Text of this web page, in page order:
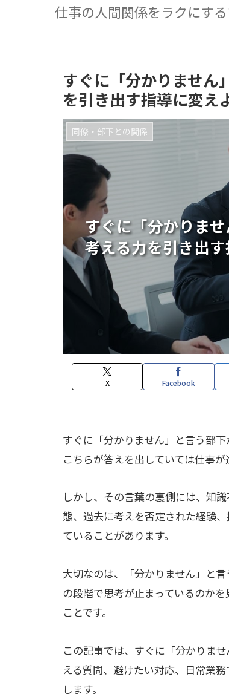
仕事の人間関係をラクにす
すぐに「分かりません
を引き出す指導に変え
すぐに「分かりま
考える力を引き出
同僚・部下との関係
X Facebook
すぐに「分かりません」と言う部
こちらが答えを出していては仕事
しかし、その言葉の裏側には、知
態、過去に考えを否定された経験
ていることがあります。
大切なのは、「分かりません」と
の段階で思考が止まっているのか
ことです。
この記事では、すぐに「分かりま
える質問、避けたい対応、日常業
します。